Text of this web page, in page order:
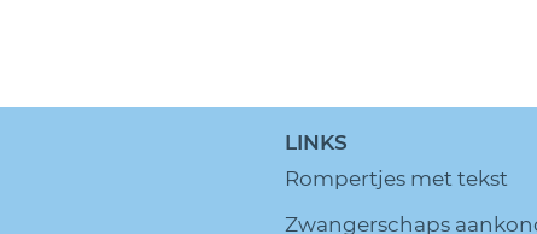
LINKS
Rompertjes met tekst
Zwangerschaps